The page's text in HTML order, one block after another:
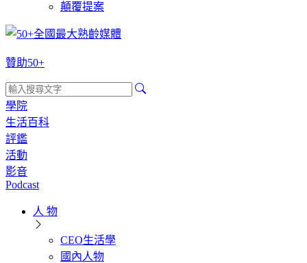
顛覆提案
贊助50+
學院
生活百科
評鑑
活動
影音
Podcast
人 物
CEO生活學
國內人物